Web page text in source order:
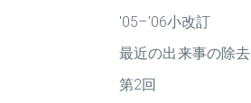
'05–'06小改訂
最近の出来事の除去
第2回